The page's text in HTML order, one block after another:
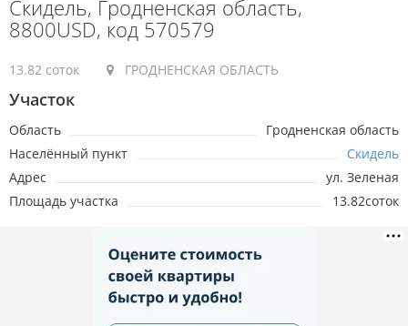
Скидель, Гродненская область,
8800USD, код 570579
13.82 соток ГРОДНЕНСКАЯ ОБЛАСТЬ
Участок
Область
Гродненская область
Населённый пункт
Скидель
Адрес
ул. Зеленая
Площадь участка
13.82соток